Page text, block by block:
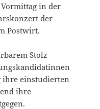
in der
der
Postwirt.
Stolz
ihre einstudierten
ihre